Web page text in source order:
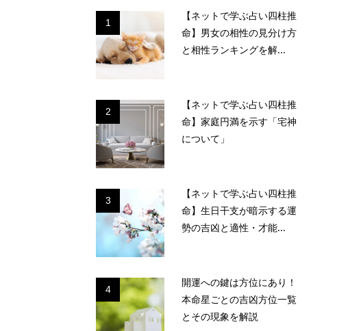
1
【ネットで学ぶ占い四柱推
命】男女の相性の見分け方
と相性ランキングを解...
2
【ネットで学ぶ占い四柱推
命】家庭円満を示す「宅神
について」
3
【ネットで学ぶ占い四柱推
命】生日干支が暗示する運
勢の吉凶と適性・才能...
4
開運への鍵は方位にあり！
本命星ごとの吉凶方位一覧
とその現象を解説